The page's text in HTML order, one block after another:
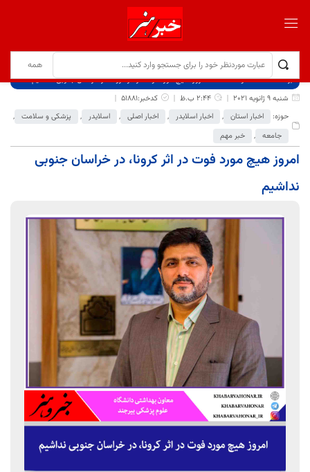
برگ نخست نوشته‌ها
امروز هیچ مورد فوت در اثر کرونا، در خراسان جنوبی نداشیم
شنبه 9 ژانویه 2021
2:44 ب.ظ
کدخبر:51881
حوزه:
اخبار استان , اخبار اسلایدر , اخبار اصلی , اسلایدر , پزشکی و سلامت ,
جامعه , خبر مهم
امروز هیچ مورد فوت در اثر کرونا، در خراسان جنوبی
نداشیم